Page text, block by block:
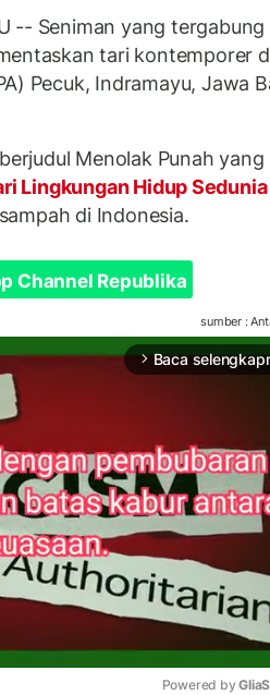
-- Seniman yang tergabung
tari kontemporer
Pecuk, Indramayu, Jawa
Menolak Punah yang
Lingkungan Hidup Sedunia
di Indonesia.
Channel Republika
sumber :
arrow_forward_ios Baca
Powered by